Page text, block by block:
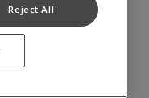
Reject All